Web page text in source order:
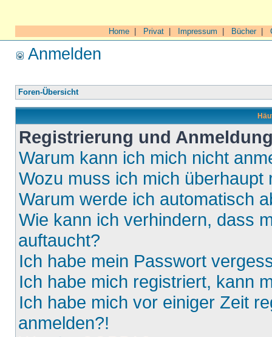
Home Privat Impressum Bücher|
Anmelden
Foren-Übersicht
Registrierung und
Warum kann ich mich nicht
Wozu muss ich mich überhaupt
Warum werde ich automatisch
Wie kann ich verhindern, dass
auftaucht?
Ich habe mein Passwort
Ich habe mich registriert, kann
Ich habe mich vor einiger Zeit
anmelden?!